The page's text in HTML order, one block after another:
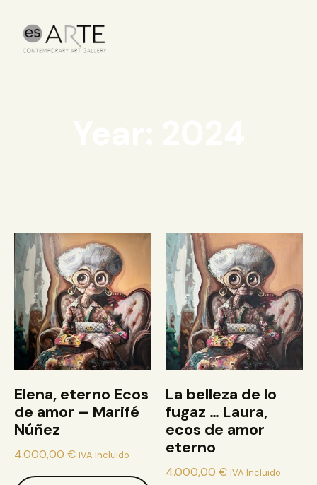
Elena, eterno Ecos
de amor – Marifé
Núñez
4.000,00 € IVA Incluido
La belleza de lo
fugaz … Laura,
ecos de amor
eterno
4.000,00 € IVA Incluido